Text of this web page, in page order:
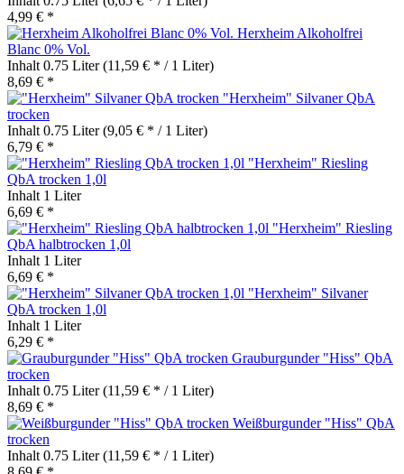
4,99 € *
Herxheim Alkoholfrei
Blanc 0% Vol.
Inhalt 0.75 Liter(11,59 € * / 1 Liter)
8,69 € *
"Herxheim" Silvaner QbA
trocken
Inhalt 0.75 Liter(9,05 € * / 1 Liter)
6,79 € *
"Herxheim" Riesling
QbA trocken 1,0l
Inhalt 1 Liter
6,69 € *
"Herxheim" Riesling
QbA halbtrocken 1,0l
Inhalt 1 Liter
6,69 € *
"Herxheim" Silvaner
QbA trocken 1,0l
Inhalt 1 Liter
6,29 € *
Grauburgunder "Hiss" QbA
trocken
Inhalt 0.75 Liter(11,59 € * / 1 Liter)
8,69 € *
Weißburgunder "Hiss" QbA
trocken
Inhalt 0.75 Liter(11,59 € * / 1 Liter)